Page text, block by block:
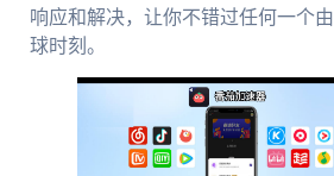
响应和解决，让你不错过任何一个
球时刻。